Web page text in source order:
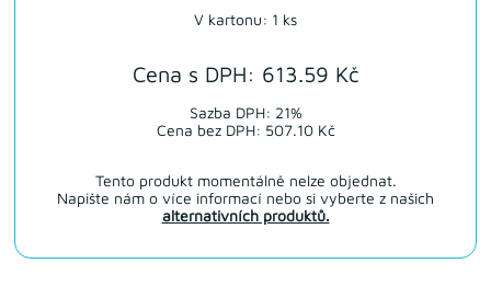
Cena s DPH: 613.59 Kč
Sazba DPH: 21%
Cena bez DPH: 507.10 Kč
V kartonu: 1 ks
Tento produkt momentálně nelze objednat.
Napište nám o více informací nebo si vyberte z našich
alternativních produktů.